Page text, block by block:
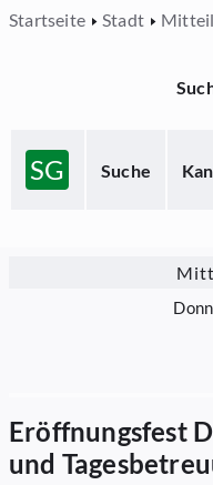
Startseite Stadt
SG Suche
Eröffnungsfest
und